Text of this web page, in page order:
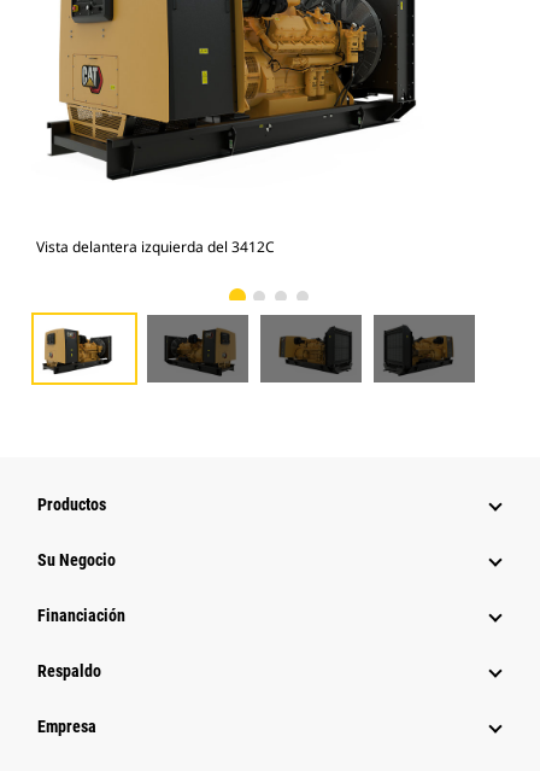
Vista delantera izquierda del 3412C
Productos
Su Negocio
Financiación
Respaldo
Empresa